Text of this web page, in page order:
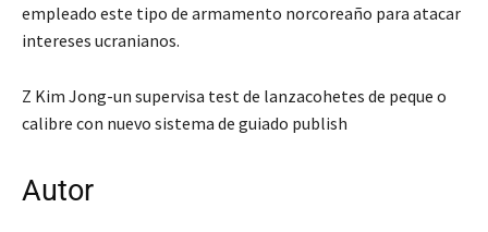
empleado este tipo de armamento norcoreaño para atacar
intereses ucranianos.
Z Kim Jong-un supervisa test de lanzacohetes de peque o
calibre con nuevo sistema de guiado publish
Autor